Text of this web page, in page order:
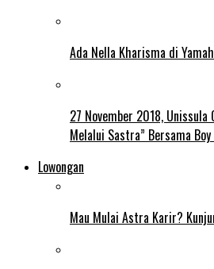
Ada Nella Kharisma di
27 November 2018,
Melalui Sastra” Bersama Boy
Lowongan
Mau Mulai Astra Karir?